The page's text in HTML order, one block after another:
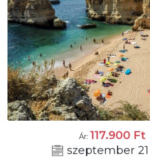
Ár: 117.900 Ft
szeptember